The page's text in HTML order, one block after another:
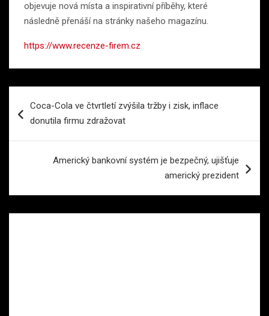
objevuje nová místa a inspirativní příběhy, které
následně přenáší na stránky našeho magazínu.
https://www.recenze-firem.cz
proCoca-Cola ve čtvrtletí zvýšila tržby i zisk, inflace
donutila firmu zdražovat
Americký bankovní systém je bezpečný, ujišťuje
americký prezident